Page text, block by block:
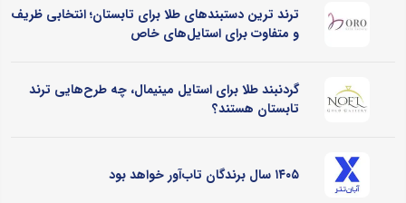
ترند ترین دستبندهای طلا برای تابستان؛ انتخابی ظریف
و متفاوت برای استایل‌های خاص
گردنبند طلا برای استایل مینیمال، چه طرح‌هایی ترند
تابستان هستند؟
۱۴۰۵ سال برندگان تاب‌آور خواهد بود